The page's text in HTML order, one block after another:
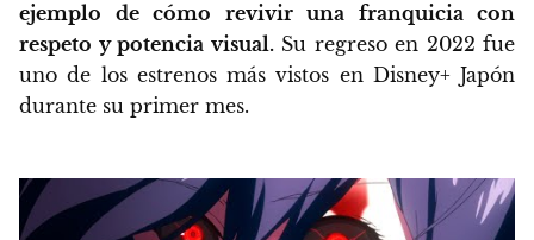
ejemplo de cómo revivir una franquicia con
respeto y potencia visual.Su regreso en 2022 fue
uno de los estrenos más vistos en Disney+ Japón
durante su primer mes.